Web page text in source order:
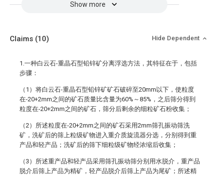
Show more
Claims (10) Hide Dependent
1.一种白云石-重晶石型铅锌矿分离浮选方法，其特征在于，包括
步骤：
（1）将白云石-重晶石型铅锌矿矿石破碎至20mm以下，使粒度
在-20+2mm之间的矿石质量比含量为60%～85%，之后筛分得到
粒度在-20+2mm之间的矿石，筛分后剩余的细粒矿石粉收集；
（2）所述粒度在-20+2mm之间的矿石采用2mm筛孔振动筛洗
矿，洗矿后的筛上粒级矿物进入重介质旋流器分选，分别得到重
产品和轻产品；洗矿后的筛下细粒级矿物经浓缩后收集；
（3）所述重产品和轻产品采用筛孔振动筛分别用水脱介，重产品
脱介后筛上产品为精矿，轻产品脱介后筛上产品为尾矿；所述精